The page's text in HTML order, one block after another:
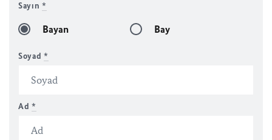
Sayın*
Bayan Bay
Soyad*
Ad*